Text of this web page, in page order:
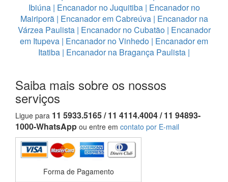
Ibiúna| Encanador no Juquitiba| Encanador no
Mairiporã| Encanador em Cabreúva| Encanador na
Várzea Paulista| Encanador no Cubatão| Encanador
em Itupeva | Encanador no Vinhedo | Encanador em
Itatiba | Encanador na Bragança Paulista |
Saiba mais sobre os nossos
serviços
Ligue para 11 5933.5165 / 11 4114.4004 / 11 94893-
1000-WhatsApp ou entre em contato por E-mail
Forma de Pagamento